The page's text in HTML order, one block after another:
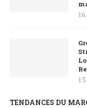
TENDANCES DU